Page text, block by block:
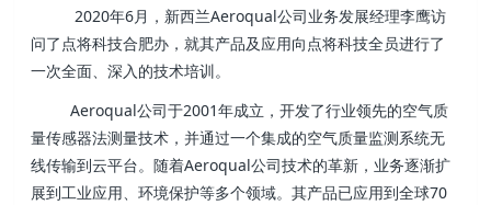
2020年6月，新西兰Aeroqual公司业务发展经理李鹰访
问了点将科技合肥办，就其产品及应用向点将科技全员进行了
一次全面、深入的技术培训。
Aeroqual公司于2001年成立，开发了行业领先的空气质
量传感器法测量技术，并通过一个集成的空气质量监测系统无
线传输到云平台。随着Aeroqual公司技术的革新，业务逐渐扩
展到工业应用、环境保护等多个领域。其产品已应用到全球70